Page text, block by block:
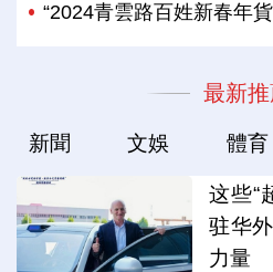
“2024青雲路百姓新春年
最新
新聞 文娛 體育
这些“
驻华
力量